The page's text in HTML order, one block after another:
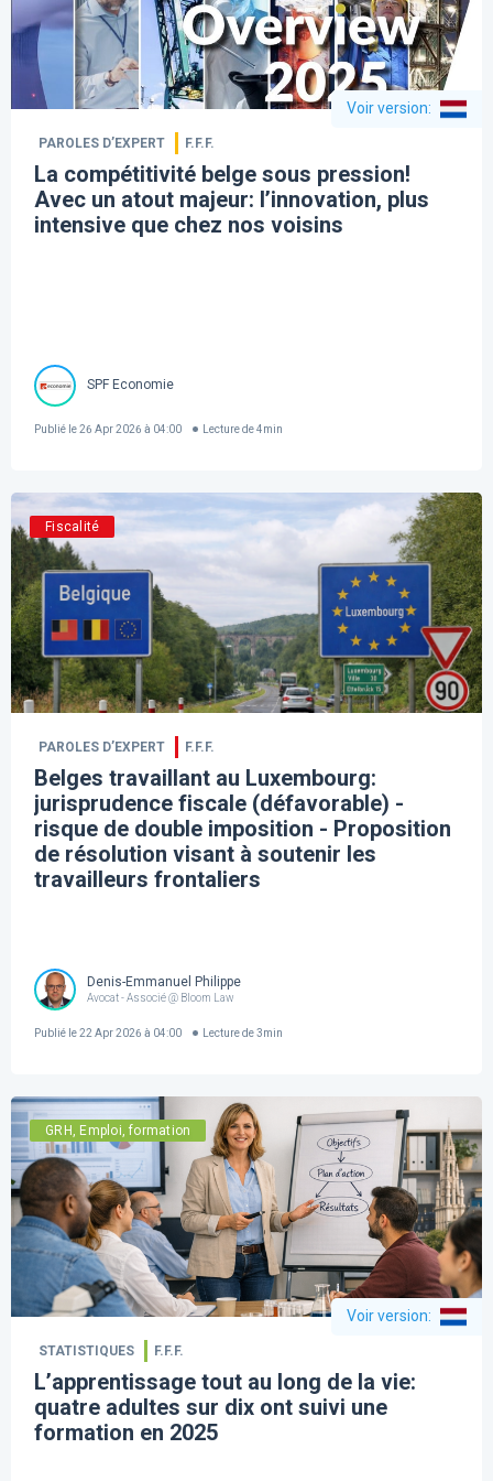
Voir version:
PAROLES D’EXPERT F.F.F.
La compétitivité belge sous pression!
Avec un atout majeur: l’innovation, plus
intensive que chez nos voisins
SPF Economie
Publié le26 Apr 2026 à 04:00 Lecture de 4min
Fiscalité
PAROLES D’EXPERT F.F.F.
Belges travaillant au Luxembourg:
jurisprudence fiscale (défavorable) -
risque de double imposition - Proposition
de résolution visant à soutenir les
travailleurs frontaliers
Denis-Emmanuel Philippe
Avocat - Associé @ Bloom Law
Publié le22 Apr 2026 à 04:00 Lecture de 3min
GRH, Emploi, formation
Voir version:
STATISTIQUES F.F.F.
L’apprentissage tout au long de la vie:
quatre adultes sur dix ont suivi une
formation en 2025